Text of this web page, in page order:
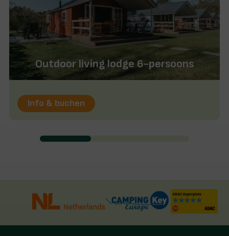
Outdoor living lodge 6-persoons
Info & buchen